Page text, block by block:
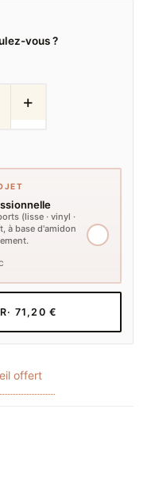
vous ?
+
(lisse · vinyl ·
à base d'amidon
· 71,20 €
offert